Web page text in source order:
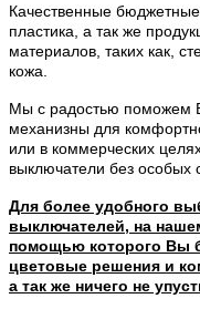
Качественные бюджетные
пластика, а так же
материалов, таких как,
кожа.
Мы с радостью поможем
механизны для
или в коммерческих
выключатели без особых
Для более удобного
выключателей, на
помощью которого Вы
цветовые решения и
а так же ничего не